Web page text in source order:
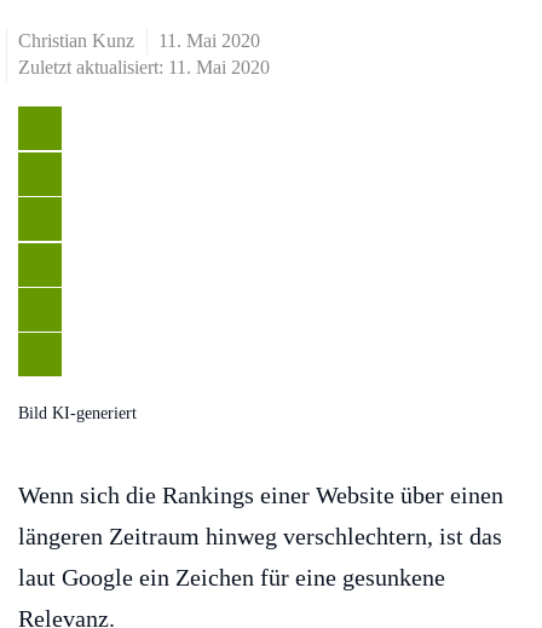
Christian Kunz
11. Mai 2020
Zuletzt aktualisiert: 11. Mai 2020
Bild KI-generiert
Wenn sich die Rankings einer Website über einen
längeren Zeitraum hinweg verschlechtern, ist das
laut Google ein Zeichen für eine gesunkene
Relevanz.